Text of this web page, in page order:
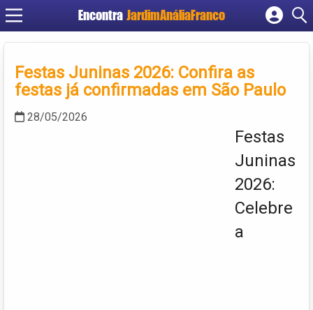
Encontra JardimAnáliaFranco
Cadastrar empresa
Criar conta
Festas Juninas 2026: Confira as
festas já confirmadas em São Paulo
28/05/2026
Festas
Juninas
2026:
Celebre
a